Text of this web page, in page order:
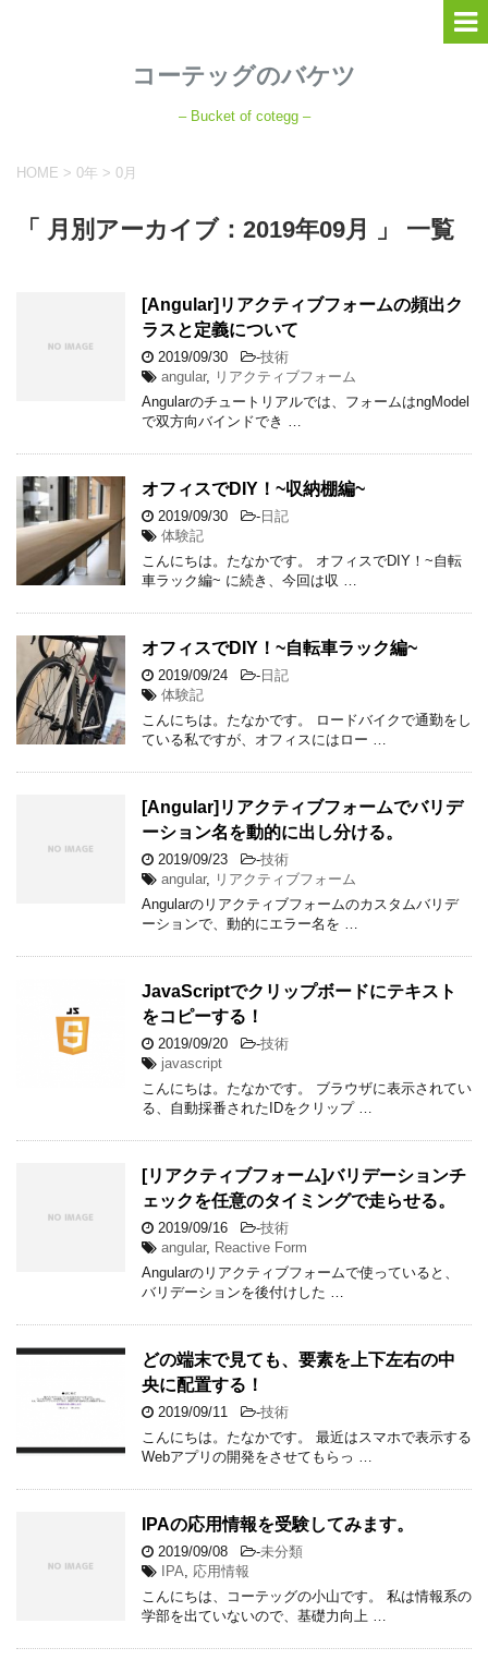
コーテッグのバケツ
– Bucket of cotegg –
HOME > 0年 > 0月
「 月別アーカイブ：2019年09月 」 一覧
[Angular]リアクティブフォームの頻出ク
ラスと定義について
2019/09/30 -技術
angular,
リアクティブフォーム
Angularのチュートリアルでは、フォームはngModel
で双方向バインドでき …
オフィスでDIY！~収納棚編~
2019/09/30 -日記
体験記
こんにちは。たなかです。 オフィスでDIY！~自転
車ラック編~ に続き、今回は収 …
オフィスでDIY！~自転車ラック編~
2019/09/24 -日記
体験記
こんにちは。たなかです。 ロードバイクで通勤をし
ている私ですが、オフィスにはロー …
[Angular]リアクティブフォームでバリデ
ーション名を動的に出し分ける。
2019/09/23 -技術
angular,
リアクティブフォーム
Angularのリアクティブフォームのカスタムバリデ
ーションで、動的にエラー名を …
JavaScriptでクリップボードにテキスト
をコピーする！
2019/09/20 -技術
javascript
こんにちは。たなかです。 ブラウザに表示されてい
る、自動採番されたIDをクリップ …
[リアクティブフォーム]バリデーションチ
ェックを任意のタイミングで走らせる。
2019/09/16 -技術
angular, Reactive Form
Angularのリアクティブフォームで使っていると、
バリデーションを後付けした …
どの端末で見ても、要素を上下左右の中
央に配置する！
2019/09/11 -技術
こんにちは。たなかです。 最近はスマホで表示する
Webアプリの開発をさせてもらっ …
IPAの応用情報を受験してみます。
2019/09/08 -未分類
IPA
応用情報
こんにちは、コーテッグの小山です。 私は情報系の
学部を出ていないので、基礎力向上 …